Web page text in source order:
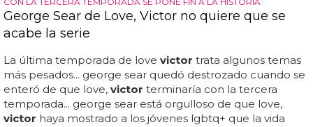
de la montaña rusa insinúa una nueva temporada tan
emotiva como la primera, con víctor enfrentándose a
problemas como su madre aceptando su sexualidad,
teniendo sexo por primera vez y tratando de encontrar
"el nivel perfecto de gay que mantenga a todos felices"...
aptaker lo calificó como "un lugar realmente cargado, a
menudo aterrador"...